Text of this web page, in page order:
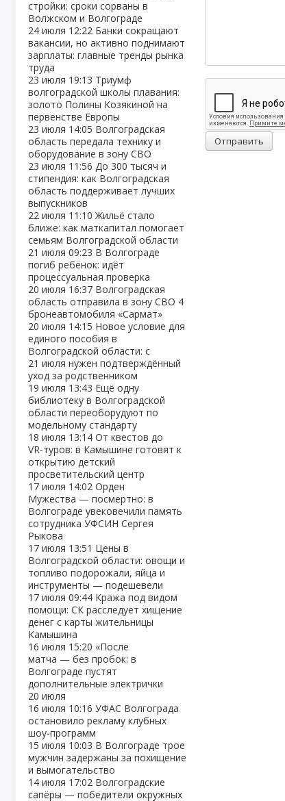
стройки: сроки сорваны в
Волжском и Волгограде
24 июля 12:22 Банки сокращают
вакансии, но активно поднимают
зарплаты: главные тренды рынка
труда
23 июля 19:13 Триумф
волгоградской школы плавания:
золото Полины Козякиной на
первенстве Европы
23 июля 14:05 Волгоградская
область передала технику и
оборудование в зону СВО
23 июля 11:56 До 300 тысяч и
стипендия: как Волгоградская
область поддерживает лучших
выпускников
22 июля 11:10Жильё стало
ближе: как маткапитал помогает
семьям Волгоградской области
21 июля 09:23 В Волгограде
погиб ребёнок: идёт
процессуальная проверка
20 июля 16:37 Волгоградская
область отправила в зону СВО 4
бронеавтомобиля «Сармат»
20 июля 14:15 Новое условие для
единого пособия в
Волгоградской области: с
21 июля нужен подтверждённый
уход за родственником
19 июля 13:43 Ещё одну
библиотеку в Волгоградской
области переоборудуют по
модельному стандарту
18 июля 13:14 От квестов до
VR‑туров: в Камышине готовят к
открытию детский
просветительский центр
17 июля 14:02 Орден
Мужества — посмертно: в
Волгограде увековечили память
сотрудника УФСИН Сергея
Рыкова
17 июля 13:51 Цены в
Волгоградской области: овощи и
топливо подорожали, яйца и
инструменты — подешевели
17 июля 09:44 Кража под видом
помощи: СК расследует хищение
денег с карты жительницы
Камышина
16 июля 15:20 «После
матча — без пробок: в
Волгограде пустят
дополнительные электрички
20 июля
16 июля 10:16 УФАС Волгограда
остановило рекламу клубных
шоу‑программ
15 июля 10:03 В Волгограде трое
мужчин задержаны за похищение
и вымогательство
14 июля 17:02 Волгоградские
сапёры — победители окружных
Отправить